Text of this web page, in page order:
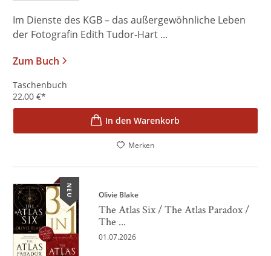
Im Dienste des KGB – das außergewöhnliche Leben
der Fotografin Edith Tudor-Hart ...
Zum Buch
Taschenbuch
22,00 €*
In den Warenkorb
Merken
NEU Olivie Blake
The Atlas Six / The Atlas Paradox /
The ...
01.07.2026